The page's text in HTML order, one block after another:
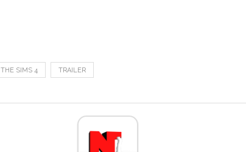
THE SIMS 4 TRAILER